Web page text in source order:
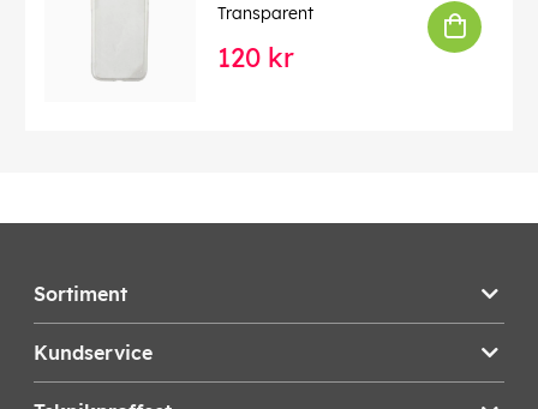
Transparent
120 kr
Sortiment
Kundservice